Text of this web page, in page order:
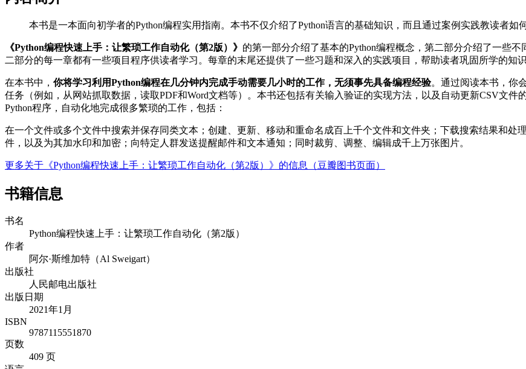
本书是一本面向初学者的Python编程实用指南。本书不仅介绍了Python语言的基础知识，而且通过案例实践教读者如
《Python编程快速上手：让繁琐工作自动化（第2版）》 的第一部分介绍了基本的Python编程概念，第二部分介绍了一些
二部分的每一章都有一些项目程序供读者学习。每章的末尾还提供了一些习题和深入的实践项目，帮助读者巩固所学的知
在本书中， 你将学习利用Python编程在几分钟内完成手动需要几小时的工作，无须事先具备编程经验。通过阅读本书，你
任务（例如，从网站抓取数据，读取PDF和Word文档等）。本书还包括有关输入验证的实现方法，以及自动更新CSV文
Python程序，自动化地完成很多繁琐的工作，包括：
在一个文件或多个文件中搜索并保存同类文本；创建、更新、移动和重命名成百上千个文件和文件夹；下载搜索结果和处
件，以及为其加水印和加密；向特定人群发送提醒邮件和文本通知；同时裁剪、调整、编辑成千上万张图片。
更多关于《Python编程快速上手：让繁琐工作自动化（第2版）》的信息（豆瓣图书页面）
书籍信息
书名
Python编程快速上手：让繁琐工作自动化（第2版）
作者
阿尔·斯维加特（Al Sweigart）
出版社
人民邮电出版社
出版日期
2021年1月
ISBN
9787115551870
页数
409 页